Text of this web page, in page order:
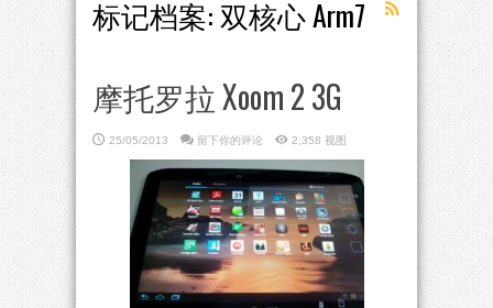
标记档案:双核心 Arm7
摩托罗拉 Xoom 2 3G
25/05/2013 留下你的评论 2,358 视图